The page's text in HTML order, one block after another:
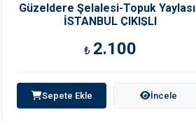
Güzeldere Şelalesi-Topuk Yaylası |
İSTANBUL ÇIKIŞLI
₺ 2.100
Sepete Ekle İncele